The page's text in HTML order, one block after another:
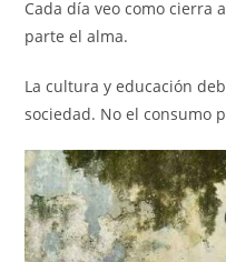
Cada día veo como cierra
parte el alma.
La cultura y educación
sociedad. No el consumo